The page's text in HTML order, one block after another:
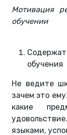
Мотивация
обучении
обучения
Не ведите
зачем это
какие
языками,